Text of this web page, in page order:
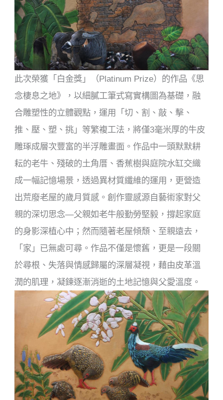
此次榮獲「白金獎」（Platinum Prize）的作品《思
念棲息之地》，以細膩工筆式寫實構圖為基礎，融
合雕塑性的立體觀點，運用「切、割、敲、擊、
推、壓、塑、挑」等繁複工法，將僅3毫米厚的牛皮
雕琢成層次豐富的半浮雕畫面。作品中一頭默默耕
耘的老牛、殘破的土角厝、香蕉樹與庭院水缸交織
成一幅記憶場景，透過異材質纖維的運用，更營造
出荒廢老屋的歲月質感。創作靈感源自藝術家對父
親的深切思念—父親如老牛般勤勞堅毅，撐起家庭
的身影深植心中；然而隨著老屋傾頹、至親遠去，
「家」已無處可尋。作品不僅是懷舊，更是一段關
於尋根、失落與情感歸屬的深層凝視，藉由皮革溫
潤的肌理，凝鍊逐漸消逝的土地記憶與父愛溫度。